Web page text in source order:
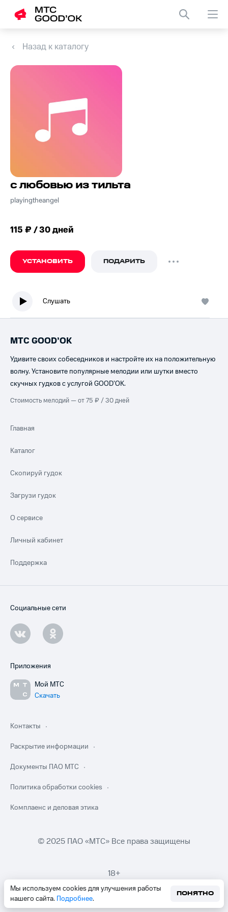
Назад к каталогу
с любовью из тильта
playingtheangel
115 ₽ / 30 дней
УСТАНОВИТЬ ПОДАРИТЬ
Слушать
Мы используем cookies для улучшения работы
нашего сайта. Подробнее.
ПОНЯТНО
МТС GOOD’OK
Удивите своих собеседников и настройте их на положительную
волну. Установите популярные мелодии или шутки вместо
скучных гудков с услугой GOOD’OK.
Стоимость мелодий — от 75 ₽ / 30 дней
Главная
Каталог
Скопируй гудок
Загрузи гудок
О сервисе
Личный кабинет
Поддержка
Социальные сети
Приложения
Мой МТС
Скачать
Контакты
Раскрытие информации
Документы ПАО МТС
Политика обработки cookies
Комплаенс и деловая этика
© 2025 ПАО «МТС» Все права защищены
18+